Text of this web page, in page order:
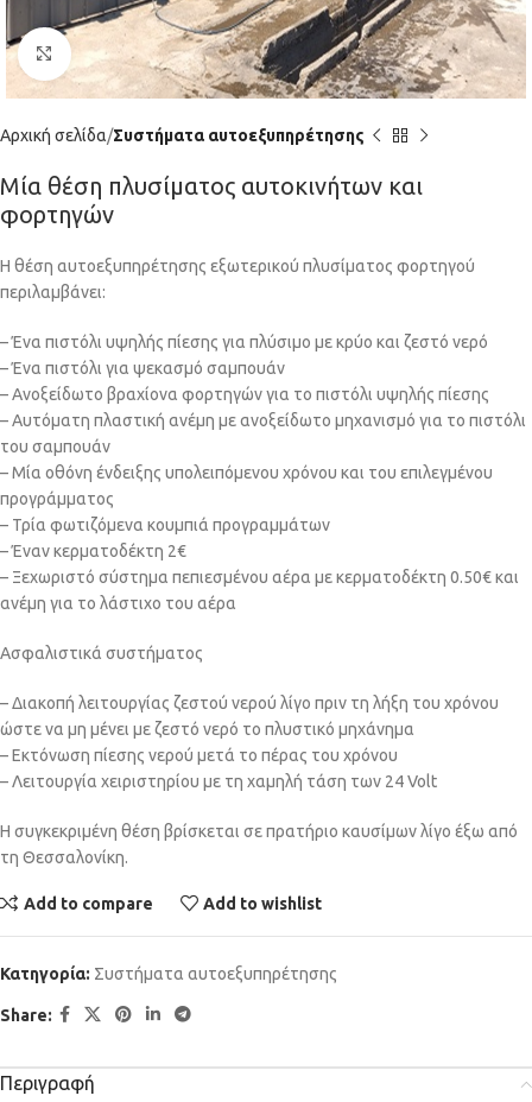
Click to enlarge
Αρχική σελίδα Συστήματα αυτοεξυπηρέτησης
Μία θέση πλυσίματος αυτοκινήτων και
φορτηγών
Η θέση αυτοεξυπηρέτησης εξωτερικού πλυσίματος φορτηγού
περιλαμβάνει:
– Ένα πιστόλι υψηλής πίεσης για πλύσιμο με κρύο και ζεστό νερό
– Ένα πιστόλι για ψεκασμό σαμπουάν
– Ανοξείδωτο βραχίονα φορτηγών για το πιστόλι υψηλής πίεσης
– Αυτόματη πλαστική ανέμη με ανοξείδωτο μηχανισμό για το πιστόλι
του σαμπουάν
– Μία οθόνη ένδειξης υπολειπόμενου χρόνου και του επιλεγμένου
προγράμματος
– Τρία φωτιζόμενα κουμπιά προγραμμάτων
– Έναν κερματοδέκτη 2€
– Ξεχωριστό σύστημα πεπιεσμένου αέρα με κερματοδέκτη 0.50€ και
ανέμη για το λάστιχο του αέρα
Ασφαλιστικά συστήματος
– Διακοπή λειτουργίας ζεστού νερού λίγο πριν τη λήξη του χρόνου
ώστε να μη μένει με ζεστό νερό το πλυστικό μηχάνημα
– Εκτόνωση πίεσης νερού μετά το πέρας του χρόνου
– Λειτουργία χειριστηρίου με τη χαμηλή τάση των 24 Volt
Η συγκεκριμένη θέση βρίσκεται σε πρατήριο καυσίμων λίγο έξω από
τη Θεσσαλονίκη.
Add to compare Add to wishlist
Κατηγορία: Συστήματα αυτοεξυπηρέτησης
Share:
Περιγραφή